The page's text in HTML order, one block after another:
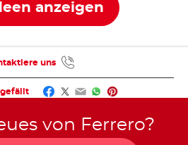
anzeigen
gefällt Facebook
Twitter
EmailWhatsApp
Pinterest
uns
von Ferrero?